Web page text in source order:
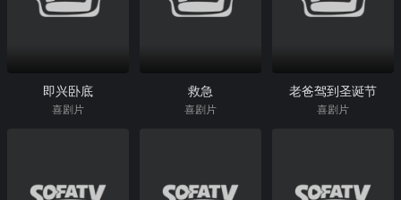
即兴卧底
喜剧片
救急
喜剧片
老爸驾到圣诞节
喜剧片